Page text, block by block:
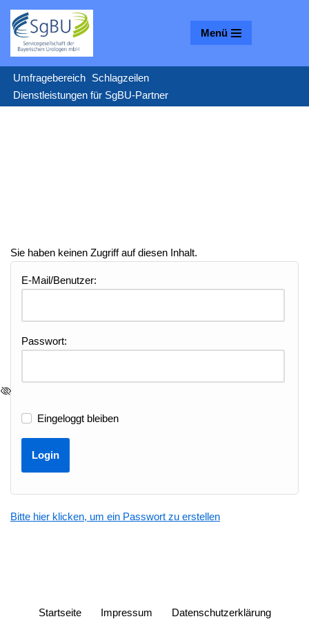
Zum
Inhalt
springen
Menü
Umfragebereich Schlagzeilen
Dienstleistungen für SgBU-Partner
Sie haben keinen Zugriff auf diesen Inhalt.
E-Mail/Benutzer:
Passwort:
Eingeloggt bleiben
Bitte hier klicken, um ein Passwort zu erstellen
Startseite Impressum Datenschutzerklärung